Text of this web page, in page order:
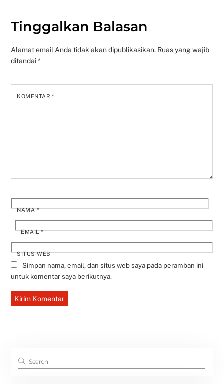
Tinggalkan Balasan
Alamat email Anda tidak akan dipublikasikan. Ruas yang wajib
ditandai*
KOMENTAR*
NAMA*
EMAIL*
SITUS WEB
Simpan nama, email, dan situs web saya pada peramban ini
untuk komentar saya berikutnya.